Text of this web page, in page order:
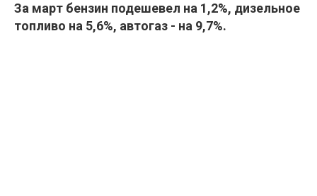
За март бензин подешевел на 1,2%, дизельное
топливо на 5,6%, автогаз - на 9,7%.